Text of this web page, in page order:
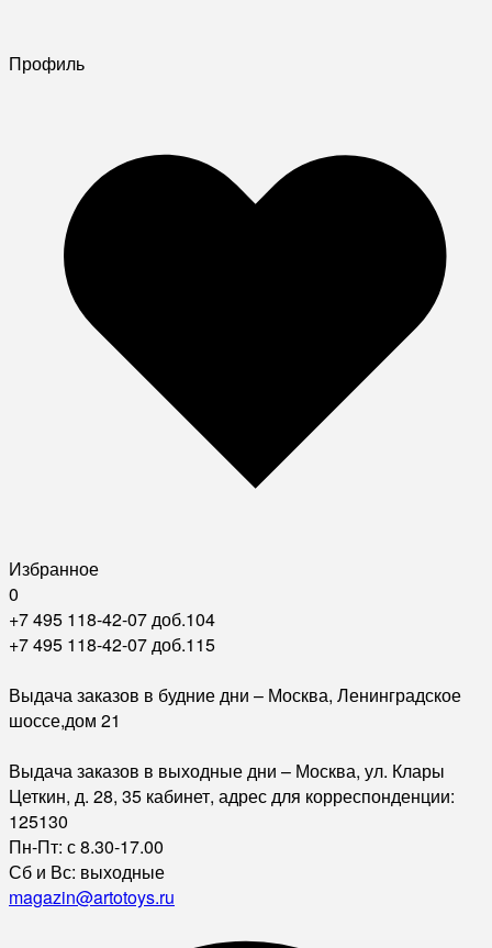
Профиль
Избранное
0
+7 495 118-42-07 доб.104
+7 495 118-42-07 доб.115
Выдача заказов в будние дни – Москва, Ленинградское
шоссе,дом 21
Выдача заказов в выходные дни – Москва, ул. Клары
Цеткин, д. 28, 35 кабинет, адрес для корреспонденции:
125130
Пн-Пт: с 8.30-17.00
Сб и Вс: выходные
magazin@artotoys.ru